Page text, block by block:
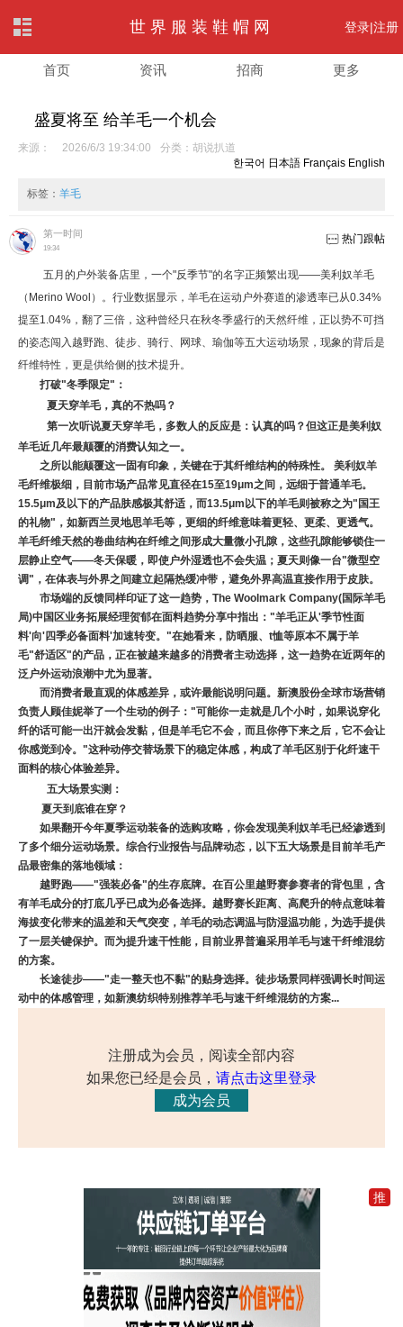
世界服装鞋帽网 登录|注册
首页 资讯 招商 更多
盛夏将至 给羊毛一个机会
来源： 2026/6/3 19:34:00 分类： 胡说扒道
한국어 日本語 Français English
标签： 羊毛
第一时间
19:34
热门跟帖
五月的户外装备店里，一个"反季节"的名字正频繁出现——美利奴羊毛
（Merino Wool）。行业数据显示，羊毛在运动户外赛道的渗透率已从0.34%
提至1.04%，翻了三倍，这种曾经只在秋冬季盛行的天然纤维，正以势不可挡
的姿态闯入越野跑、徒步、骑行、网球、瑜伽等五大运动场景，现象的背后是
纤维特性，更是供给侧的技术提升。
打破"冬季限定"：
夏天穿羊毛，真的不热吗？
第一次听说夏天穿羊毛，多数人的反应是：认真的吗？但这正是美利奴
羊毛近几年最颠覆的消费认知之一。
之所以能颠覆这一固有印象，关键在于其纤维结构的特殊性。 美利奴羊
毛纤维极细，目前市场产品常见直径在15至19μm之间，远细于普通羊毛。
15.5μm及以下的产品肤感极其舒适，而13.5μm以下的羊毛则被称之为"国王
的礼物"，如新西兰灵地思羊毛等，更细的纤维意味着更轻、更柔、更透气。
羊毛纤维天然的卷曲结构在纤维之间形成大量微小孔隙，这些孔隙能够锁住一
层静止空气——冬天保暖，即使户外湿透也不会失温；夏天则像一台"微型空
调"，在体表与外界之间建立起隔热缓冲带，避免外界高温直接作用于皮肤。
市场端的反馈同样印证了这一趋势，The Woolmark Company(国际羊毛
局)中国区业务拓展经理贺郁在面料趋势分享中指出："羊毛正从'季节性面
料'向'四季必备面料'加速转变。"在她看来，防晒服、t恤等原本不属于羊
毛"舒适区"的产品，正在被越来越多的消费者主动选择，这一趋势在近两年的
泛户外运动浪潮中尤为显著。
而消费者最直观的体感差异，或许最能说明问题。新澳股份全球市场营销
负责人顾佳妮举了一个生动的例子："可能你一走就是几个小时，如果说穿化
纤的话可能一出汗就会发黏，但是羊毛它不会，而且你停下来之后，它不会让
你感觉到冷。"这种动停交替场景下的稳定体感，构成了羊毛区别于化纤速干
面料的核心体验差异。
五大场景实测：
夏天到底谁在穿？
如果翻开今年夏季运动装备的选购攻略，你会发现美利奴羊毛已经渗透到
了多个细分运动场景。综合行业报告与品牌动态，以下五大场景是目前羊毛产
品最密集的落地领域：
越野跑——"强装必备"的生存底牌。在百公里越野赛参赛者的背包里，含
有羊毛成分的打底几乎已成为必备选择。越野赛长距离、高爬升的特点意味着
海拔变化带来的温差和天气突变，羊毛的动态调温与防湿温功能，为选手提供
了一层关键保护。而为提升速干性能，目前业界普遍采用羊毛与速干纤维混纺
的方案。
长途徒步——"走一整天也不黏"的贴身选择。徒步场景同样强调长时间运
动中的体感管理，如新澳纺织特别推荐羊毛与速干纤维混纺的方案...
注册成为会员，阅读全部内容
如果您已经是会员， 请点击这里登录
成为会员
推